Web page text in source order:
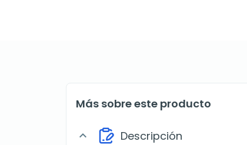
Más sobre este producto
expand_more Descripción